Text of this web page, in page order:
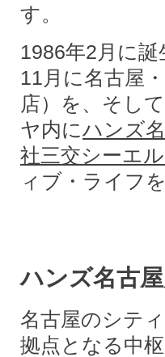
す。
1986年2月に
11月に名古屋
店）を、そし
ヤ内にハンズ
社三交シーエ
ィブ・ライフ
ハンズ名古
名古屋のシテ
拠点となる中